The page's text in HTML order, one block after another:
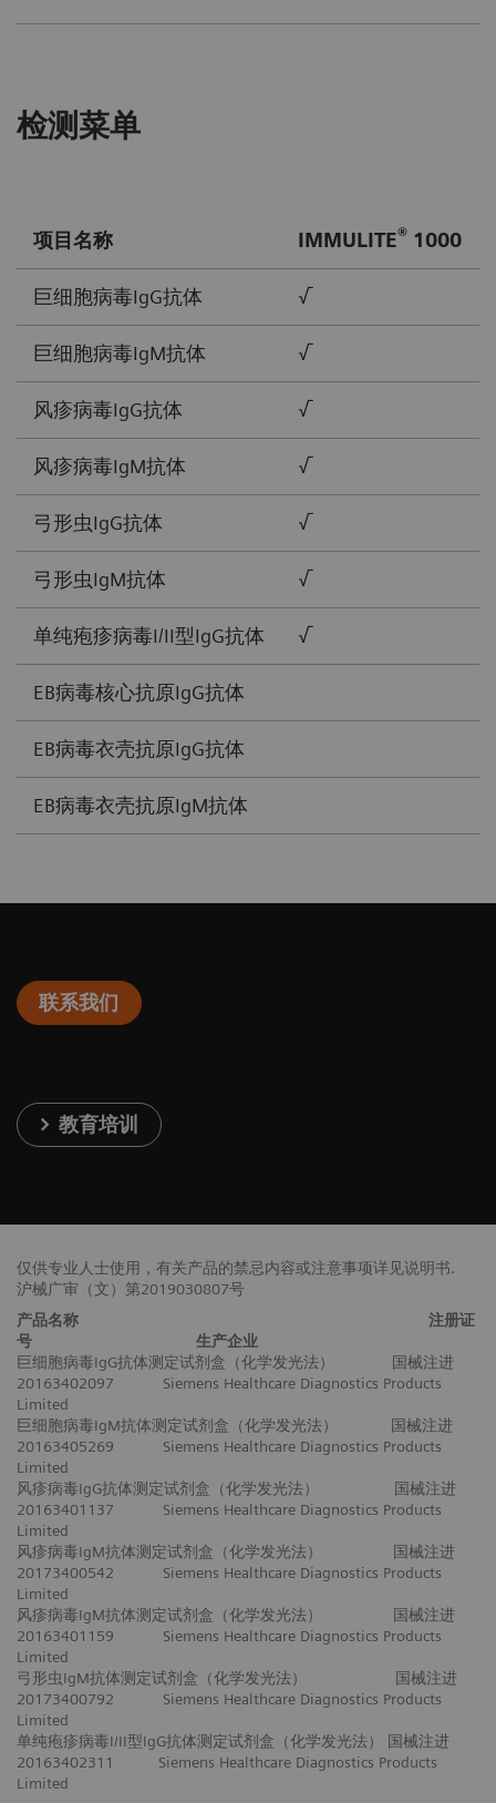
检测菜单
项目名称 IMMULITE® 1000
巨细胞病毒IgG抗体 √
巨细胞病毒IgM抗体 √
风疹病毒IgG抗体 √
风疹病毒IgM抗体 √
弓形虫IgG抗体 √
弓形虫IgM抗体 √
单纯疱疹病毒I/II型IgG抗体 √
EB病毒核心抗原IgG抗体
EB病毒衣壳抗原IgG抗体
EB病毒衣壳抗原IgM抗体
联系我们
教育培训
仅供专业人士使用，有关产品的禁忌内容或注意事项详见说明书.
沪械广审（文）第2019030807号
产品名称
注册证
号
生产企业
巨细胞病毒IgG抗体测定试剂盒（化学发光法） 国械注进
20163402097 Siemens Healthcare Diagnostics Products
Limited
巨细胞病毒IgM抗体测定试剂盒（化学发光法） 国械注进
20163405269 Siemens Healthcare Diagnostics Products
Limited
风疹病毒IgG抗体测定试剂盒（化学发光法） 国械注进
20163401137 Siemens Healthcare Diagnostics Products
Limited
风疹病毒IgM抗体测定试剂盒（化学发光法） 国械注进
20173400542 Siemens Healthcare Diagnostics Products
Limited
风疹病毒IgM抗体测定试剂盒（化学发光法） 国械注进
20163401159 Siemens Healthcare Diagnostics Products
Limited
弓形虫IgM抗体测定试剂盒（化学发光法） 国械注进
20173400792 Siemens Healthcare Diagnostics Products
Limited
单纯疱疹病毒I/II型IgG抗体测定试剂盒（化学发光法） 国械注进
20163402311 Siemens Healthcare Diagnostics Products
Limited